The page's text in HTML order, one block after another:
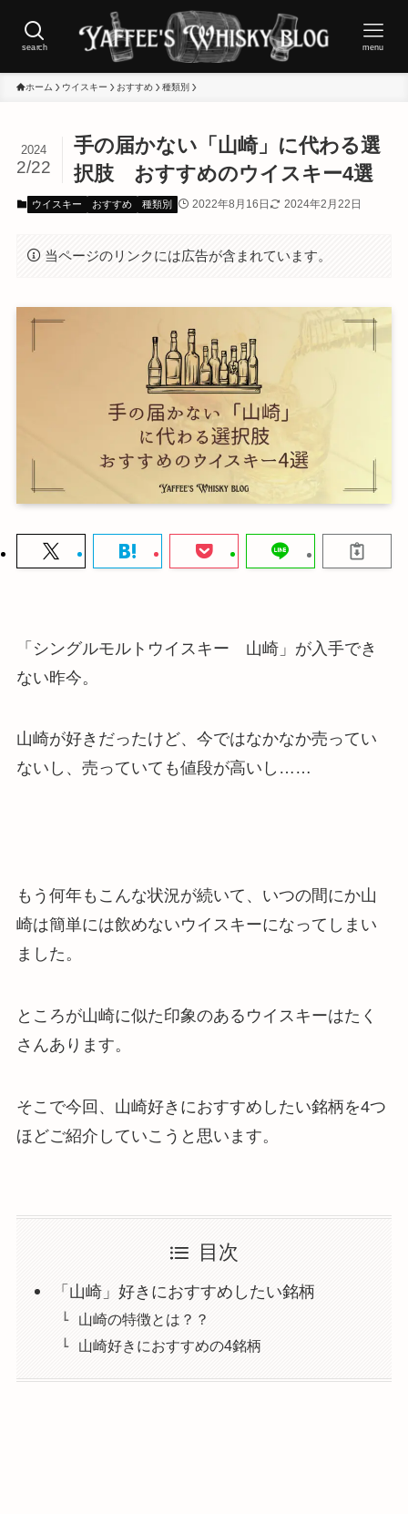
search menu
ホーム ウイスキー おすすめ 種類別
手の届かない「山崎」に代わる選
択肢 おすすめのウイスキー4選
2024
2/22
ウイスキー おすすめ 種類別 2022年8月16日 2024年2月22日
当ページのリンクには広告が含まれています。
「シングルモルトウイスキー 山崎」が入手でき
ない昨今。
山崎が好きだったけど、今ではなかなか売ってい
ないし、売っていても値段が高いし……
もう何年もこんな状況が続いて、いつの間にか山
崎は簡単には飲めないウイスキーになってしまい
ました。
ところが山崎に似た印象のあるウイスキーはたく
さんあります。
そこで今回、山崎好きにおすすめしたい銘柄を4つ
ほどご紹介していこうと思います。
目次
「山崎」好きにおすすめしたい銘柄
山崎の特徴とは？？
山崎好きにおすすめの4銘柄